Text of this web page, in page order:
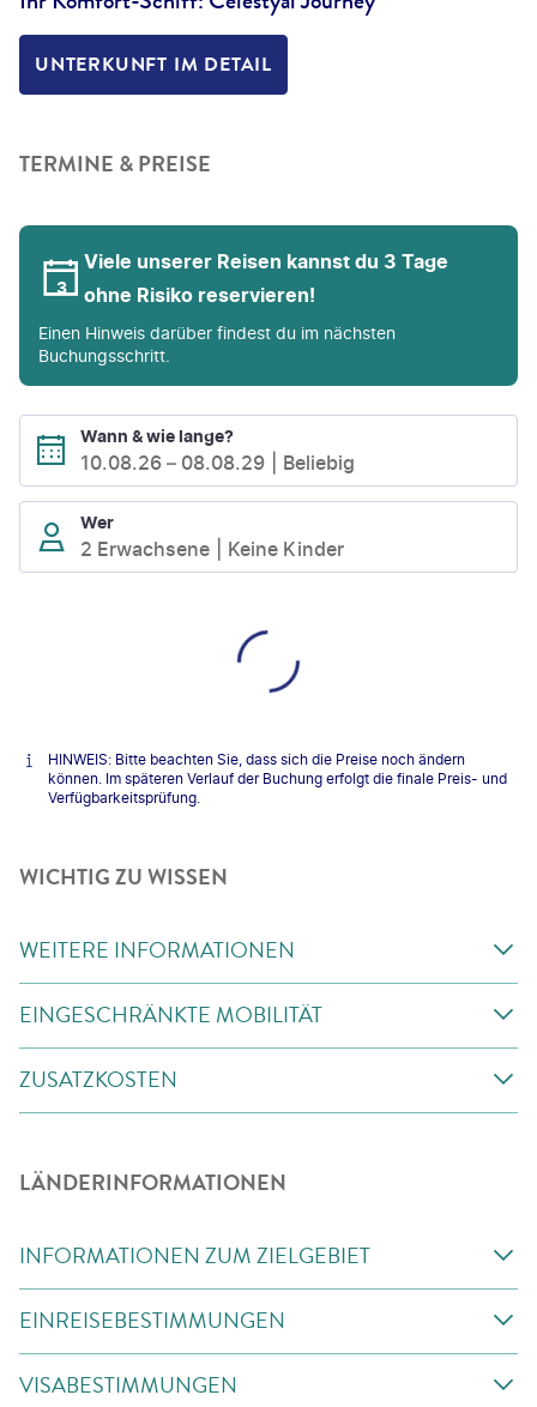
UNTERKUNFT IM DETAIL
TERMINE & PREISE
Viele unserer Reisen kannst du 3 Tage
ohne Risiko reservieren!
Einen Hinweis darüber findest du im nächsten
Buchungsschritt.
Wann & wie lange?
10.08.26 – 08.08.29 Beliebig
Wer
2 Erwachsene Keine Kinder
HINWEIS: Bitte beachten Sie, dass sich die Preise noch ändern
können. Im späteren Verlauf der Buchung erfolgt die finale Preis- und
Verfügbarkeitsprüfung.
WICHTIG ZU WISSEN
WEITERE INFORMATIONEN
EINGESCHRÄNKTE MOBILITÄT
ZUSATZKOSTEN
LÄNDERINFORMATIONEN
INFORMATIONEN ZUM ZIELGEBIET
EINREISEBESTIMMUNGEN
VISABESTIMMUNGEN